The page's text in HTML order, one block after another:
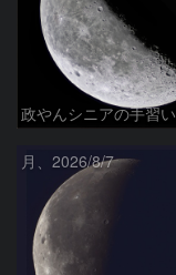
政やんシニアの手習い
月、2026/8/7